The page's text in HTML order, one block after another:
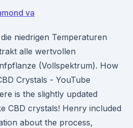
va
niedrigen Temperaturen
alle wertvollen
(Vollspektrum). How
Crystals - YouTube
is the slightly updated
CBD crystals! Henry included
about the process,